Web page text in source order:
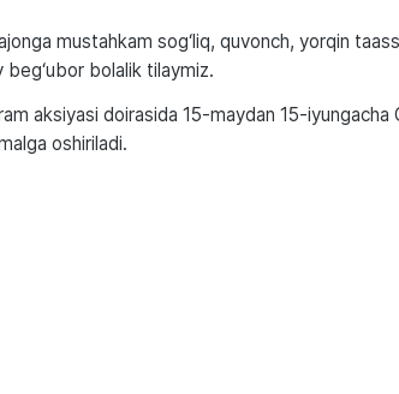
mustahkam sog‘liq, quvonch, yorqin
beg‘ubor bolalik tilaymiz.
aksiyasi doirasida 15-maydan 15-iyungacha
oshiriladi.